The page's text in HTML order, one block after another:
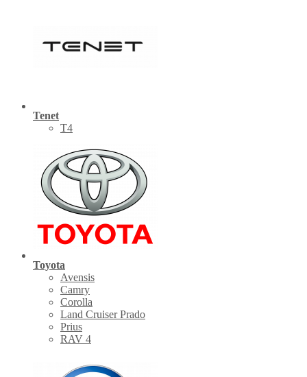
Tenet
Т4
Toyota
Avensis
Camry
Corolla
Land Cruiser Prado
Prius
RAV 4